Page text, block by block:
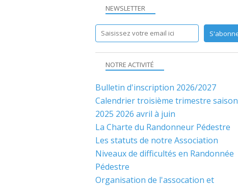
NEWSLETTER
NOTRE ACTIVITÉ
Bulletin d'inscription 2026/2027
Calendrier troisième trimestre saison
2025 2026 avril à juin
La Charte du Randonneur Pédestre
Les statuts de notre Association
Niveaux de difficultés en Randonnée
Pédestre
Organisation de l'assocation et